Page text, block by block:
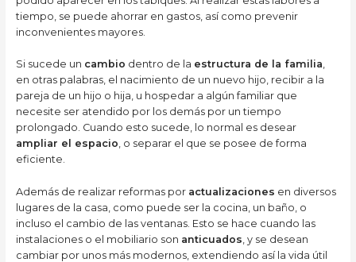
tiempo, se puede ahorrar en gastos, así como prevenir
inconvenientes mayores.
Si sucede un cambio dentro de la estructura de la familia,
en otras palabras, el nacimiento de un nuevo hijo, recibir a la
pareja de un hijo o hija, u hospedar a algún familiar que
necesite ser atendido por los demás por un tiempo
prolongado. Cuando esto sucede, lo normal es desear
ampliar el espacio, o separar el que se posee de forma
eficiente.
Además de realizar reformas por actualizaciones en diversos
lugares de la casa, como puede ser la cocina, un baño, o
incluso el cambio de las ventanas. Esto se hace cuando las
instalaciones o el mobiliario son anticuados , y se desean
cambiar por unos más modernos, extendiendo así la vida útil